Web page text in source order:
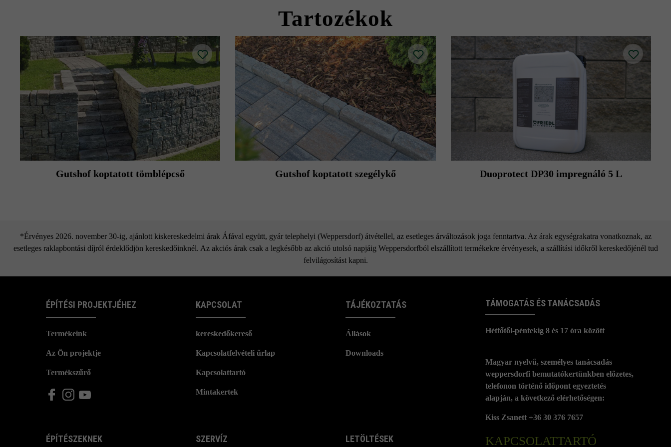
Tartozékok
Gutshof koptatott tömblépcső Gutshof koptatott szegélykő Duoprotect DP30 impregnáló 5 L
*Érvényes 2026. november 30-ig, ajánlott kiskereskedelmi árak Áfával együtt, gyár telephelyi (Weppersdorf) átvétellel, az esetleges árváltozások joga fenntartva. Az árak egységrakatra vonatkoznak, az
esetleges raklapbontási díjról érdeklődjön kereskedőinknél. Az akciós árak csak a legkésőbb az akció utolsó napjáig Weppersdorfból elszállított termékekre érvényesek, a szállítási időkről kereskedőjénél tud
felvilágosítást kapni.
ÉPÍTÉSI PROJEKTJÉHEZ
Termékeink
Az Ön projektje
Termékszűrő
ÉPÍTÉSZEKNEK
KAPCSOLAT
kereskedőkereső
Kapcsolatfelvételi űrlap
Kapcsolattartó
Mintakertek
SZERVÍZ
TÁJÉKOZTATÁS
Állások
Downloads
LETÖLTÉSEK
TÁMOGATÁS ÉS TANÁCSADÁS
Hétfőtől-péntekig 8 és 17 óra között
KAPCSOLATTARTÓ
Magyar nyelvű, személyes tanácsadás
weppersdorfi bemutatókertünkben előzetes,
telefonon történő időpont egyeztetés
alapján, a következő elérhetőségen:
Kiss Zsanett +36 30 376 7657